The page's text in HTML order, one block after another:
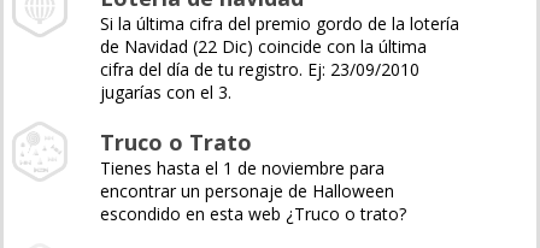
Si la última cifra del premio gordo de la lotería
de Navidad (22 Dic) coincide con la última
cifra del día de tu registro. Ej: 23/09/2010
jugarías con el 3.
Truco o Trato
Tienes hasta el 1 de noviembre para
encontrar un personaje de Halloween
escondido en esta web ¿Truco o trato?